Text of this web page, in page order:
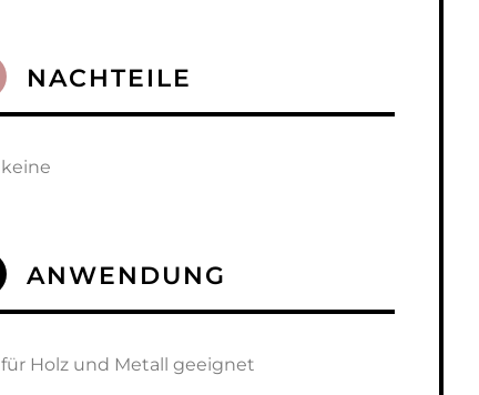
NACHTEILE
keine
ANWENDUNG
für Holz und Metall geeignet